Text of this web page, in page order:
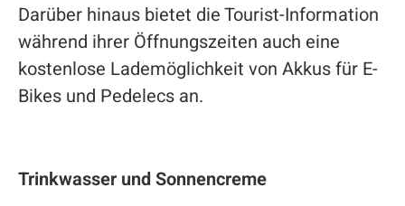
Darüber hinaus bietet die Tourist-Information
während ihrer Öffnungszeiten auch eine
kostenlose Lademöglichkeit von Akkus für E-
Bikes und Pedelecs an.
Trinkwasser und Sonnencreme